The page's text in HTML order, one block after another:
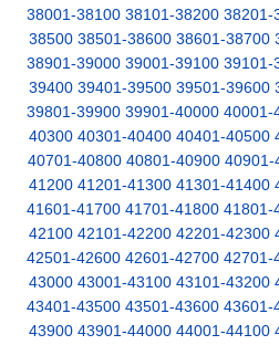
38001-38100 38101-38200 38201-
38500 38501-38600 38601-38700
38901-39000 39001-39100 39101-
39400 39401-39500 39501-39600
39801-39900 39901-40000 40001-
40300 40301-40400 40401-40500
40701-40800 40801-40900 40901-
41200 41201-41300 41301-41400
41601-41700 41701-41800 41801-
42100 42101-42200 42201-42300
42501-42600 42601-42700 42701-
43000 43001-43100 43101-43200
43401-43500 43501-43600 43601-
43900 43901-44000 44001-44100